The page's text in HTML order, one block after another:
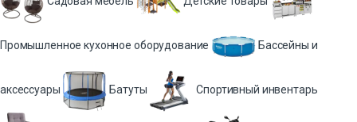
Промышленное кухонное оборудование Бассейны и
аксессуары Батуты Спортивный инвентарь